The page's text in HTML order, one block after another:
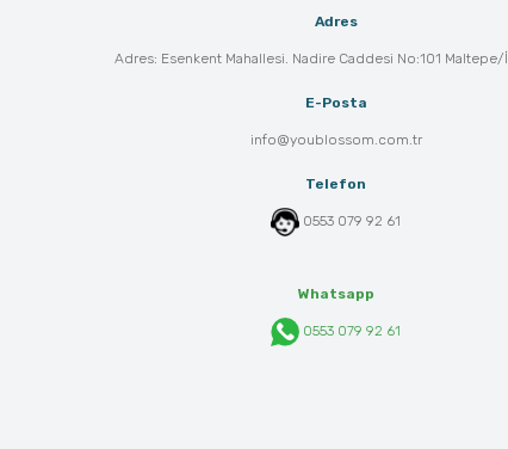
Adres
Adres: Esenkent Mahallesi. Nadire Caddesi No:101
E-Posta
info@youblossom.com.tr
Telefon
0553 079 92 61
Whatsapp
0553 079 92 61